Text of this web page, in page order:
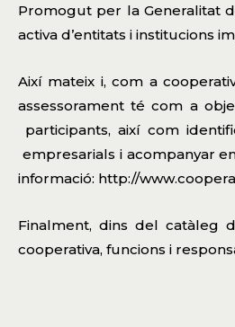
Promogut per la Generalitat
activa d’entitats i institucions
Així mateix i, com a
assessorament té com a
participants, així com
empresarials i acompanyar
informació: http://
Finalment, dins del catàleg
cooperativa, funcions i